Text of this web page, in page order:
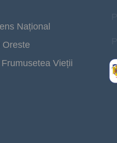
Național
Oreste
Frumusetea Vieții